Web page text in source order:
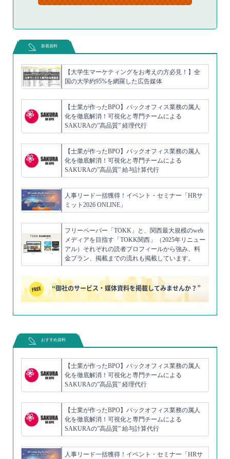
新着資料
【大学生マーケティングをお考えの方必見！】全
国の大学約95%を網羅した広告媒体
【士業が作ったBPO】バックオフィス業務の属人
化を徹底解消！可視化と専門チームによる
SAKURAの”高品質” 経理代行
【士業が作ったBPO】バックオフィス業務の属人
化を徹底解消！可視化と専門チームによる
SAKURAの”高品質” 給与計算代行
人事リード一括獲得！イベント・セミナー「HRサ
ミット2026 ONLINE」
フリーペーパー「TOKK」と、関西最大規模のweb
メディアを目指す「TOKK関西」（2025年リニュー
アル）それぞれの読者プロフィールから強み、料
金プラン、掲載までの流れも掲載しています。
“御社のサービス・媒体資料を掲載してみませんか？”
おすすめ資料
【士業が作ったBPO】バックオフィス業務の属人
化を徹底解消！可視化と専門チームによる
SAKURAの”高品質” 経理代行
【士業が作ったBPO】バックオフィス業務の属人
化を徹底解消！可視化と専門チームによる
SAKURAの”高品質” 給与計算代行
人事リード一括獲得！イベント・セミナー「HRサ